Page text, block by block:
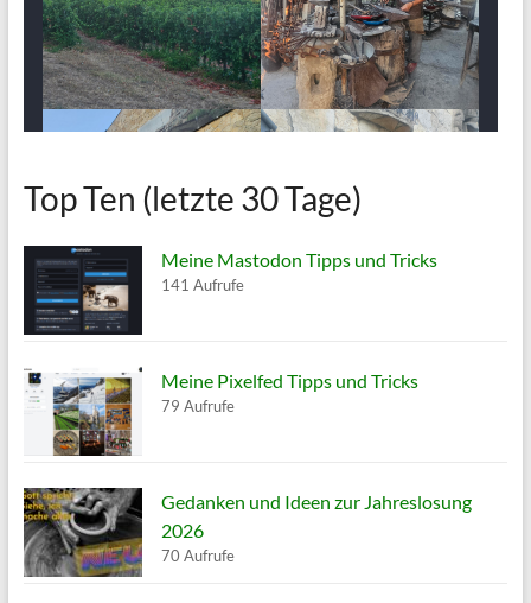
Top Ten (letzte 30 Tage)
Meine Mastodon Tipps und Tricks
141 Aufrufe
Meine Pixelfed Tipps und Tricks
79 Aufrufe
Gedanken und Ideen zur Jahreslosung
2026
70 Aufrufe